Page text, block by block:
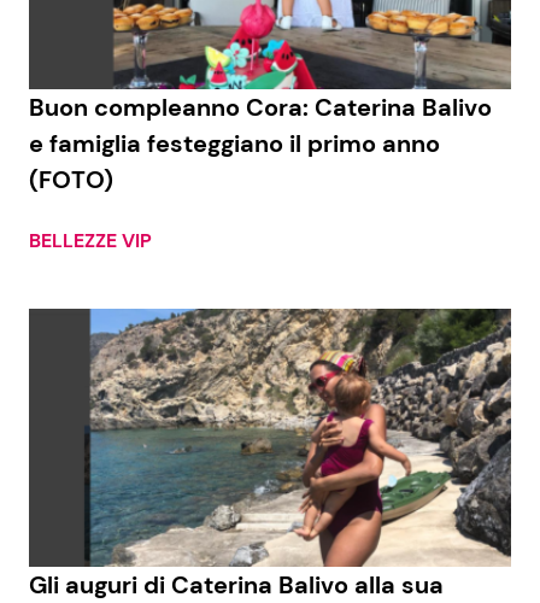
Buon compleanno Cora: Caterina Balivo
e famiglia festeggiano il primo anno
(FOTO)
BELLEZZE VIP
Gli auguri di Caterina Balivo alla sua